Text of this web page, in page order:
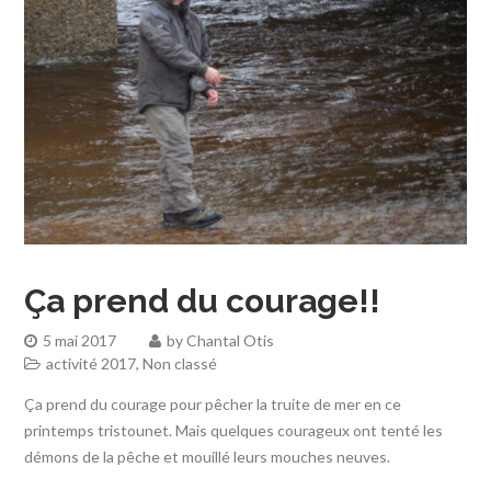
Ça prend du courage!!
5 mai 2017 byChantal Otis
activité 2017,Non classé
Ça prend du courage pour pêcher la truite de mer en ce
printemps tristounet. Mais quelques courageux ont tenté les
démons de la pêche et mouillé leurs mouches neuves.